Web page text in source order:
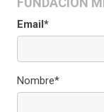
Email*
Nombre*